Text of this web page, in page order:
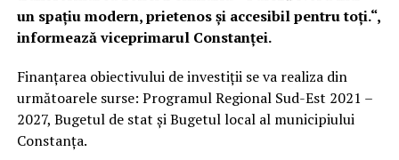
un spațiu modern, prietenos și accesibil pentru toți.“,
informează viceprimarul Constanței.
Finanțarea obiectivului de investiții se va realiza din
următoarele surse: Programul Regional Sud-Est 2021 –
2027, Bugetul de stat şi Bugetul local al municipiului
Constanța.